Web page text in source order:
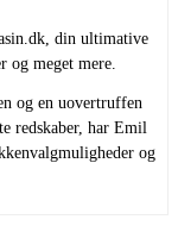
din ultimative
og meget mere.
og en uovertruffen
redskaber, har Emil
og